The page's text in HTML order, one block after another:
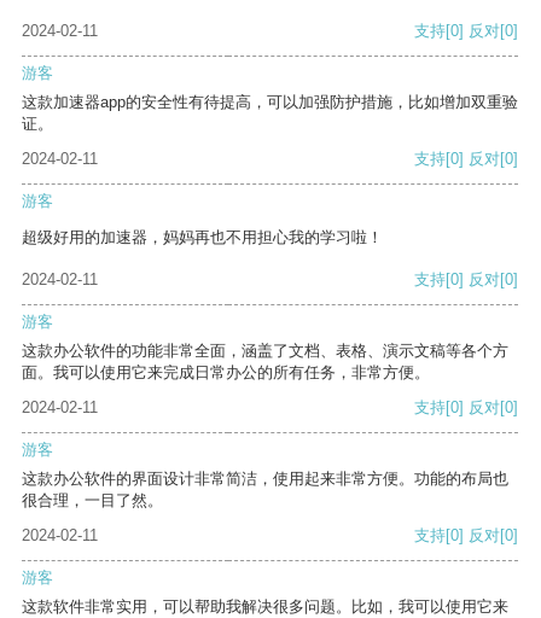
2024-02-11 支持[0] 反对[0]
游客
这款加速器app的安全性有待提高，可以加强防护措施，比如增加双重验
证。
2024-02-11
支持[0] 反对[0]
游客
超级好用的加速器，妈妈再也不用担心我的学习啦！
2024-02-11 支持[0] 反对[0]
游客
这款办公软件的功能非常全面，涵盖了文档、表格、演示文稿等各个方
面。我可以使用它来完成日常办公的所有任务，非常方便。
2024-02-11
支持[0] 反对[0]
游客
这款办公软件的界面设计非常简洁，使用起来非常方便。功能的布局也
很合理，一目了然。
2024-02-11
支持[0] 反对[0]
游客
这款软件非常实用，可以帮助我解决很多问题。比如，我可以使用它来